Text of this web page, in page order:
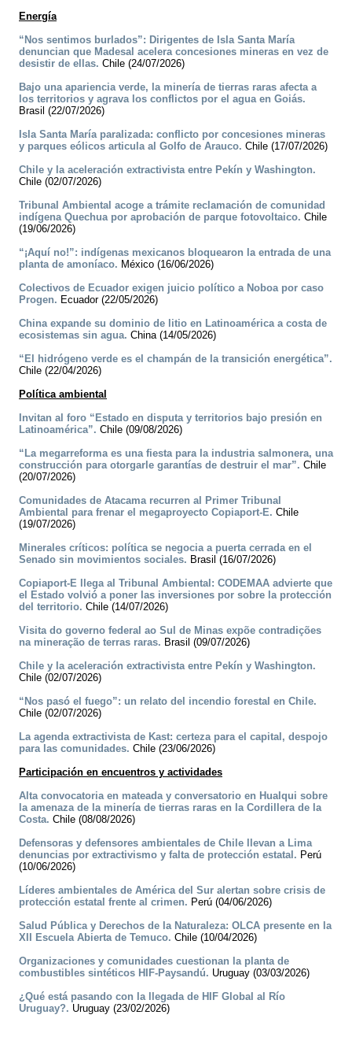
Energía
“Nos sentimos burlados”: Dirigentes de Isla Santa María
denuncian que Madesal acelera concesiones mineras en vez de
desistir de ellas. Chile (24/07/2026)
Bajo una apariencia verde, la minería de tierras raras afecta a
los territorios y agrava los conflictos por el agua en Goiás.
Brasil (22/07/2026)
Isla Santa María paralizada: conflicto por concesiones mineras
y parques eólicos articula al Golfo de Arauco. Chile (17/07/2026)
Chile y la aceleración extractivista entre Pekín y Washington.
Chile (02/07/2026)
Tribunal Ambiental acoge a trámite reclamación de comunidad
indígena Quechua por aprobación de parque fotovoltaico. Chile
(19/06/2026)
“¡Aquí no!”: indígenas mexicanos bloquearon la entrada de una
planta de amoníaco. México (16/06/2026)
Colectivos de Ecuador exigen juicio político a Noboa por caso
Progen. Ecuador (22/05/2026)
China expande su dominio de litio en Latinoamérica a costa de
ecosistemas sin agua. China (14/05/2026)
“El hidrógeno verde es el champán de la transición energética”.
Chile (22/04/2026)
Política ambiental
Invitan al foro “Estado en disputa y territorios bajo presión en
Latinoamérica”. Chile (09/08/2026)
“La megarreforma es una fiesta para la industria salmonera, una
construcción para otorgarle garantías de destruir el mar”. Chile
(20/07/2026)
Comunidades de Atacama recurren al Primer Tribunal
Ambiental para frenar el megaproyecto Copiaport-E. Chile
(19/07/2026)
Minerales críticos: política se negocia a puerta cerrada en el
Senado sin movimientos sociales. Brasil (16/07/2026)
Copiaport-E llega al Tribunal Ambiental: CODEMAA advierte que
el Estado volvió a poner las inversiones por sobre la protección
del territorio. Chile (14/07/2026)
Visita do governo federal ao Sul de Minas expõe contradições
na mineração de terras raras. Brasil (09/07/2026)
Chile y la aceleración extractivista entre Pekín y Washington.
Chile (02/07/2026)
“Nos pasó el fuego”: un relato del incendio forestal en Chile.
Chile (02/07/2026)
La agenda extractivista de Kast: certeza para el capital, despojo
para las comunidades. Chile (23/06/2026)
Participación en encuentros y actividades
Alta convocatoria en mateada y conversatorio en Hualqui sobre
la amenaza de la minería de tierras raras en la Cordillera de la
Costa. Chile (08/08/2026)
Defensoras y defensores ambientales de Chile llevan a Lima
denuncias por extractivismo y falta de protección estatal. Perú
(10/06/2026)
Líderes ambientales de América del Sur alertan sobre crisis de
protección estatal frente al crimen. Perú (04/06/2026)
Salud Pública y Derechos de la Naturaleza: OLCA presente en la
XII Escuela Abierta de Temuco. Chile (10/04/2026)
Organizaciones y comunidades cuestionan la planta de
combustibles sintéticos HIF-Paysandú. Uruguay (03/03/2026)
¿Qué está pasando con la llegada de HIF Global al Río
Uruguay?. Uruguay (23/02/2026)